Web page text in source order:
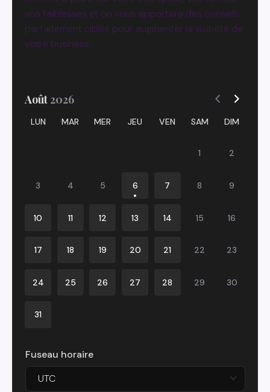
vos faiblesses et on vous apportera des conseils
parfaitement ciblés pour augmenter la visibilité de
votre business.
Août2026
LUN MAR MER JEU VEN SAM DIM
1 2
3 4 5 6 7 8 9
10 11 12 13 14 15 16
17 18 19 20 21 22 23
24 25 26 27 28 29 30
31
Fuseau horaire
UTC